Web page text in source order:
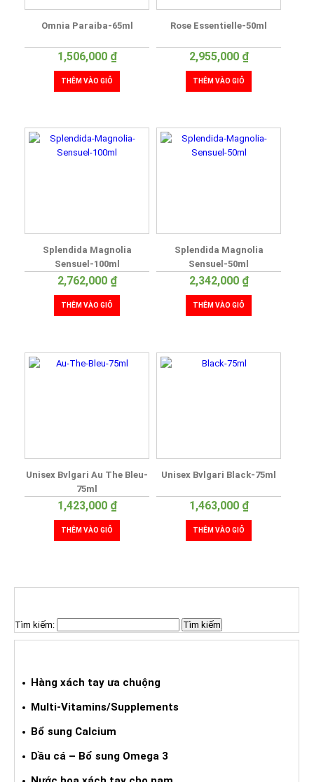
Omnia Paraiba-65ml
1,506,000 ₫
THÊM VÀO GIỎ
Rose Essentielle-50ml
2,955,000 ₫
THÊM VÀO GIỎ
Splendida Magnolia
Sensuel-100ml
2,762,000 ₫
THÊM VÀO GIỎ
Splendida Magnolia
Sensuel-50ml
2,342,000 ₫
THÊM VÀO GIỎ
Unisex Bvlgari Au The Bleu-
75ml
1,423,000 ₫
THÊM VÀO GIỎ
Unisex Bvlgari Black-75ml
1,463,000 ₫
THÊM VÀO GIỎ
Tìm kiếm:
Hàng xách tay ưa chuộng
Multi-Vitamins/Supplements
Bổ sung Calcium
Dầu cá – Bổ sung Omega 3